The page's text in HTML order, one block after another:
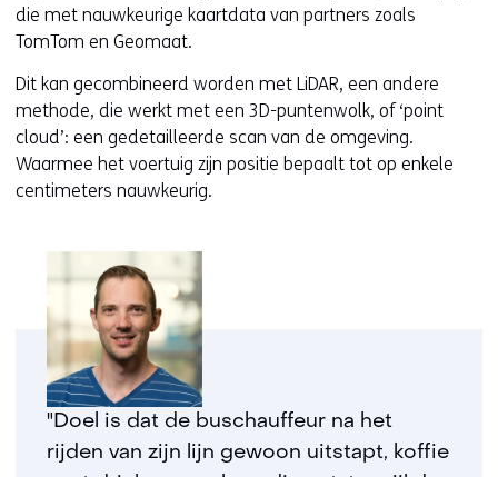
die met nauwkeurige kaartdata van partners zoals
TomTom en Geomaat.
Dit kan gecombineerd worden met LiDAR, een andere
methode, die werkt met een 3D-puntenwolk, of ‘point
cloud’: een gedetailleerde scan van de omgeving.
Waarmee het voertuig zijn positie bepaalt tot op enkele
centimeters nauwkeurig.
"Doel is dat de buschauffeur na het
rijden van zijn lijn gewoon uitstapt, koffie